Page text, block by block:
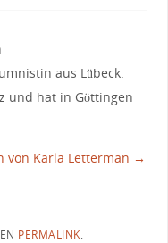
aus Lübeck.
und hat in Göttingen
von Karla Letterman →
PERMALINK.